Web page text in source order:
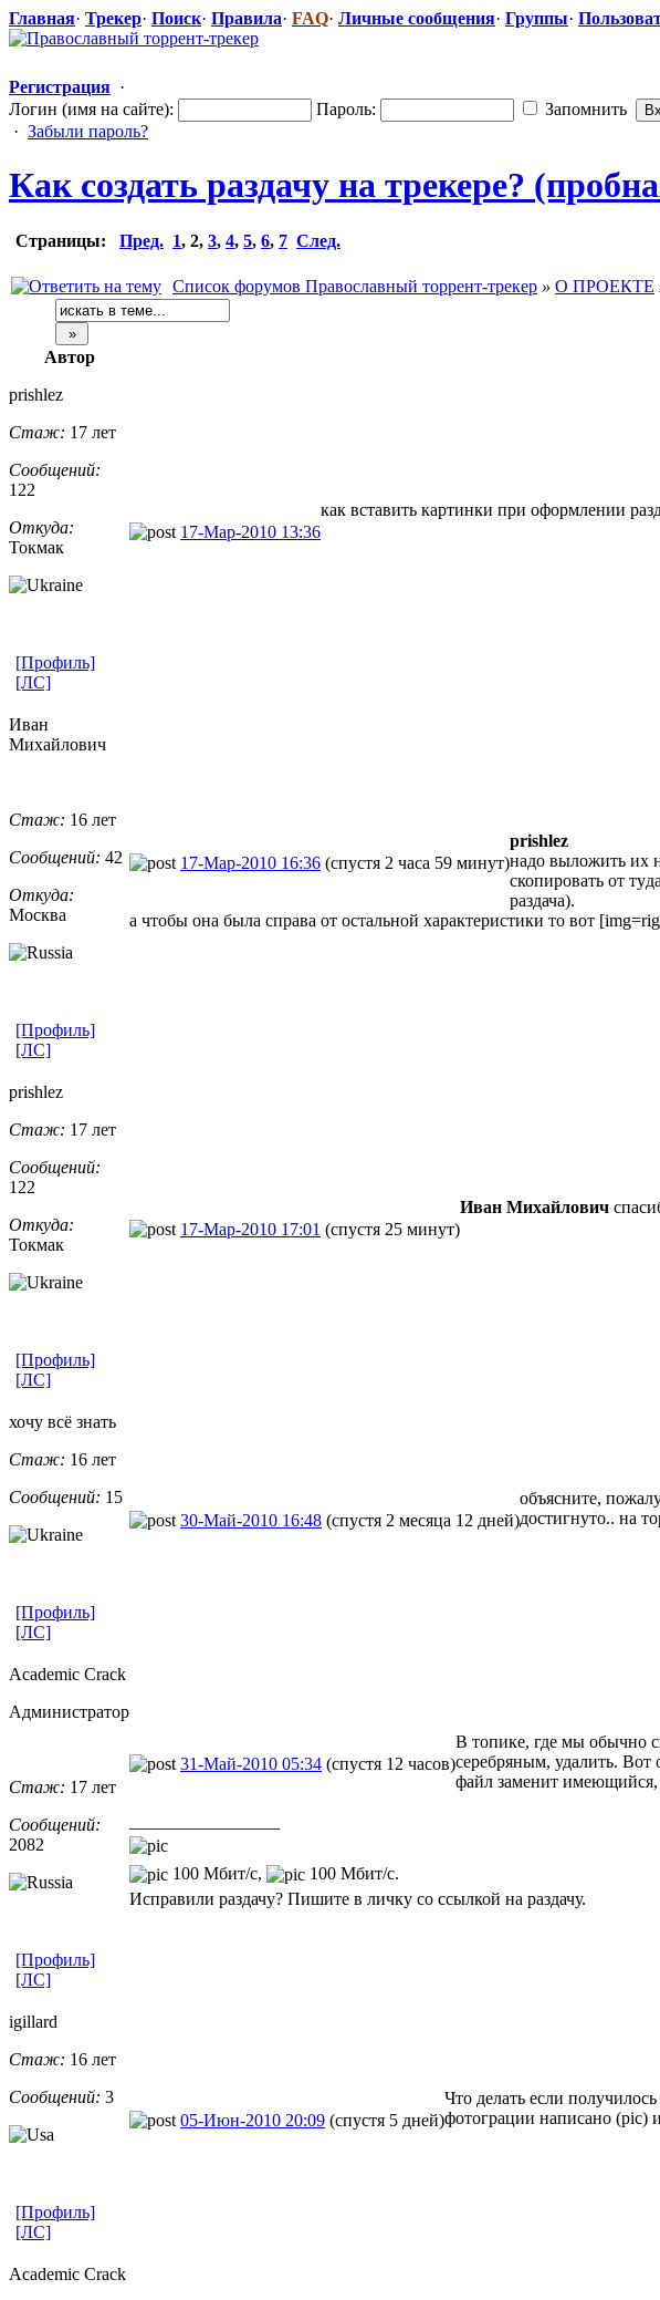
Главная· Трекер· Поиск· Правила· FAQ· Личные сообщения· Группы·
Регистрация ·
Логин (имя на сайте):
Пароль:
Запомнить
· Забыли пароль?
Как создать раздачу на трекере?
Страницы: Пред. 1, 2, 3, 4, 5, 6, 7 След.
Список форумов Православный торрент-трекер » О ПРОЕКТЕ
Автор
prishlez
Стаж: 17 лет
Сообщений:
122
Откуда:
Токмак
17-Мар-2010 13:36
как вставить картинки при оформлении
[Профиль]
[ЛС]
Иван
Михайлович
Стаж: 16 лет
Сообщений: 42
Откуда:
Москва
17-Мар-2010 16:36 (спустя 2 часа 59 минут)
prishlez
надо выложить их
скопировать от
раздача).
а чтобы она была справа от остальной характеристики то вот
[Профиль]
[ЛС]
prishlez
Стаж: 17 лет
Сообщений:
122
Откуда:
Токмак
17-Мар-2010 17:01 (спустя 25 минут)
Иван Михайлович
[Профиль]
[ЛС]
хочу всё знать
Стаж: 16 лет
Сообщений: 15
30-Май-2010 16:48 (спустя 2 месяца 12 дней)
объясните,
достигнуто.. на
[Профиль]
[ЛС]
Academic Crack
Администратор
Стаж: 17 лет
Сообщений:
2082
31-Май-2010 05:34 (спустя 12 часов)
В топике, где мы обычно
серебряным, удалить.
файл заменит имеющийся,
100 Мбит/с,
100 Мбит/с.
Исправили раздачу? Пишите в личку со ссылкой на раздачу.
[Профиль]
[ЛС]
igillard
Стаж: 16 лет
Сообщений: 3
05-Июн-2010 20:09 (спустя 5 дней)
Что делать если
фотограции написано (pic)
[Профиль]
[ЛС]
Academic Crack